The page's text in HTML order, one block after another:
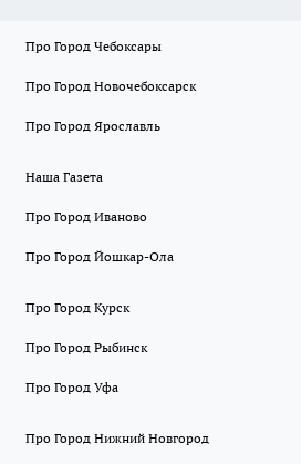
Про Город Чебоксары
Про Город Новочебоксарск
Про Город Ярославль
Наша Газета
Про Город Иваново
Про Город Йошкар-Ола
Про Город Курск
Про Город Рыбинск
Про Город Уфа
Про Город Нижний Новгород